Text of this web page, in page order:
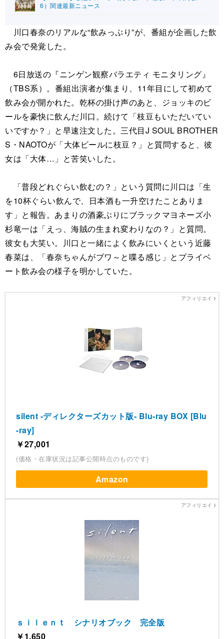
6）関連最新ニュース
川口春奈のリアルな“飲みっぷり”が、番組が企画した飲
み会で発覚した。
6日放送の『ニンゲン観察バラエティ モニタリング』
（TBS系）。番組出演者が集まり、11年目にして初めて
飲み会が開かれた。乾杯の掛け声のあと、ジョッキのビ
ールを豪快に飲んだ川口。続けて「枝豆もいただいてい
いですか？」と早速注文した。三代目J SOUL BROTHER
S・NAOTOが「大体ビールに枝豆？」と質問すると、彼
女は「大体…」と苦笑いした。
「普段どれぐらい飲むの？」という質問に川口は「生
を10杯ぐらい飲んで、日本酒も一升空けたことありま
す」と報告。あまりの酒豪ぶりにブラックマヨネーズ小
杉竜一は「えっ、海賊の生まれ変わりなの？」と質問。
彼女も大笑い。川口と一緒によく飲みにいくという近藤
春菜は、「春奈ちゃんがブワ～と喋る感じ」とプライベ
ート飲み会の様子を明かしていた。
silent -ディレクターズカット版- Blu-ray BOX [Blu
-ray]
￥27,001
(価格・在庫状況は記事公開時点のものです)
Amazon
ｓｉｌｅｎｔ シナリオブック 完全版
￥1,650